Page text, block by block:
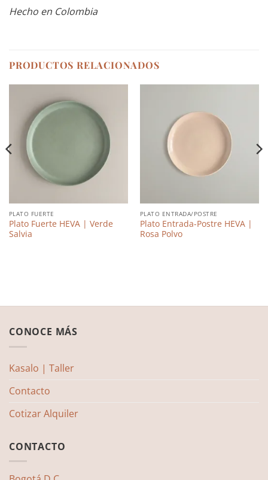
Hecho en Colombia
PRODUCTOS RELACIONADOS
PLATO FUERTE
Plato Fuerte HEVA | Verde
Salvia
PLATO ENTRADA/POSTRE
Plato Entrada-Postre HEVA |
Rosa Polvo
CONOCE MÁS
Kasalo | Taller
Contacto
Cotizar Alquiler
CONTACTO